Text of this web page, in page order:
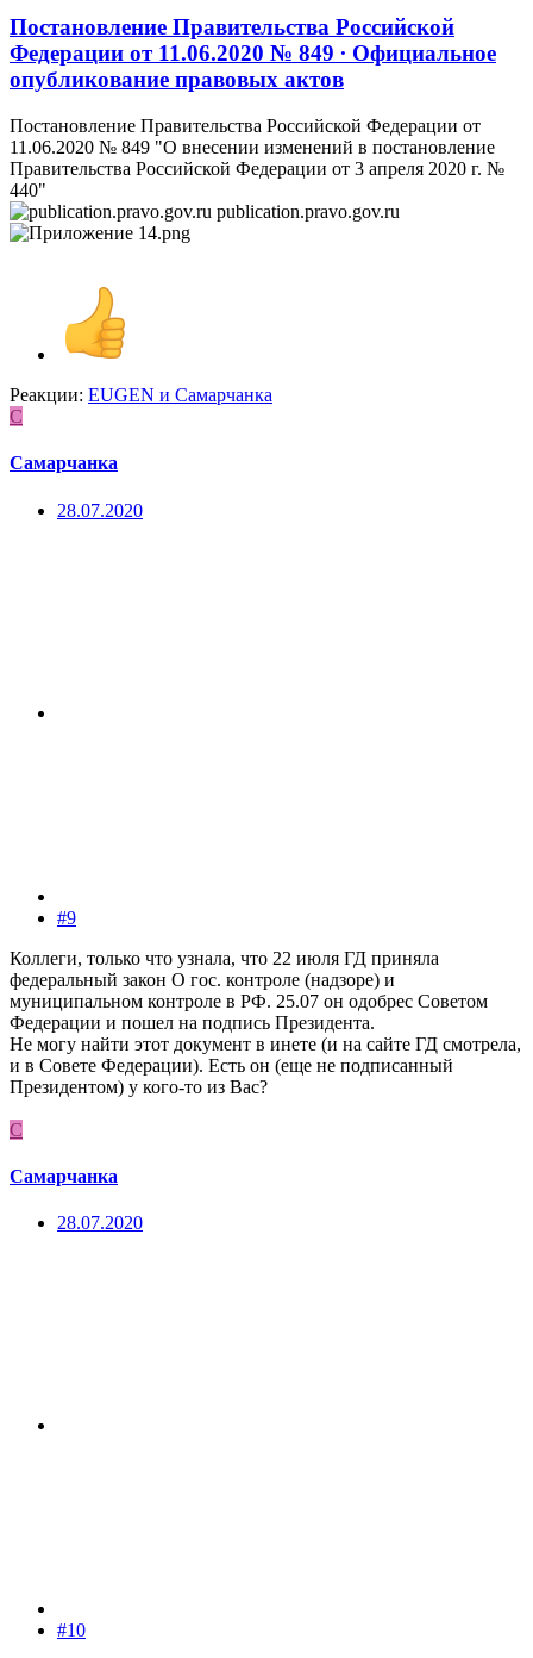
Постановление Правительства Российской
Федерации от 11.06.2020 № 849 ∙ Официальное
опубликование правовых актов
Постановление Правительства Российской Федерации от
11.06.2020 № 849 "О внесении изменений в постановление
Правительства Российской Федерации от 3 апреля 2020 г. №
440"
publication.pravo.gov.ru
Реакции: EUGEN и Самарчанка
С
Самарчанка
28.07.2020
#9
Коллеги, только что узнала, что 22 июля ГД приняла
федеральный закон О гос. контроле (надзоре) и
муниципальном контроле в РФ. 25.07 он одобрес Советом
Федерации и пошел на подпись Президента.
Не могу найти этот документ в инете (и на сайте ГД смотрела,
и в Совете Федерации). Есть он (еще не подписанный
Президентом) у кого-то из Вас?
С
Самарчанка
28.07.2020
#10